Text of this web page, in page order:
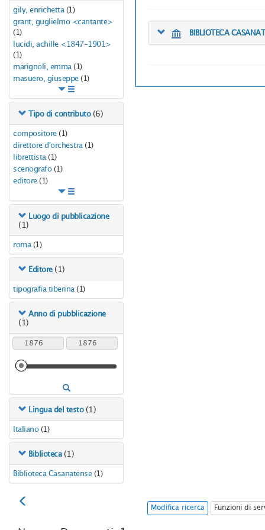
gily, enrichetta (1)
grant, guglielmo <cantante>
(1)
lucidi, achille <1847-1901>
(1)
marignoli, emma (1)
masuero, giuseppe (1)
Tipo di contributo (6)
compositore (1)
direttore d'orchestra (1)
librettista (1)
scenografo (1)
editore (1)
Luogo di pubblicazione
(1)
roma (1)
Editore (1)
tipografia tiberina (1)
Anno di pubblicazione
(1)
Lingua del testo (1)
Italiano (1)
Biblioteca (1)
Biblioteca Casanatense (1)
BIBLIOTECA
Modifica ricerca Funzioni di